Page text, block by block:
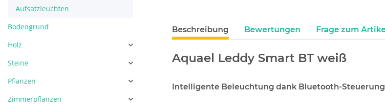
Beschreibung Bewertungen Frage zum
Aquael Leddy Smart BT weiß
Intelligente Beleuchtung dank Bluetooth-Steuerung
Aufsatzleuchten
Bodengrund
Holz
Steine
Pflanzen
Zimmerpflanzen